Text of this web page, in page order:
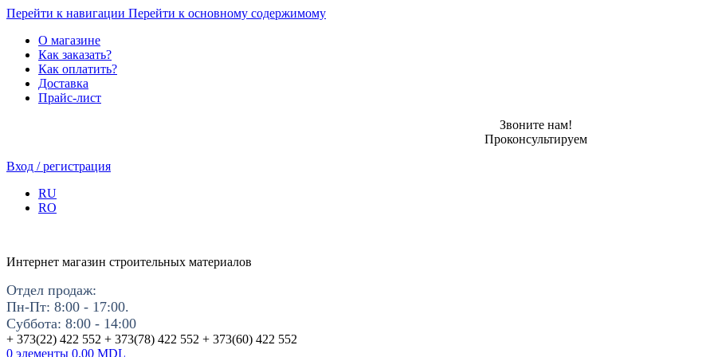
Перейти к навигации Перейти к основному содержимому
О магазине
Как заказать?
Как оплатить?
Доставка
Прайс-лист
Звоните нам!
Проконсультируем
Вход / регистрация
RU
RO
Интернет магазин строительных материалов
Отдел продаж:
Пн-Пт: 8:00 - 17:00.
Суббота: 8:00 - 14:00
+ 373(22) 422 552 + 373(78) 422 552 + 373(60) 422 552
0 элементы 0.00 MDL